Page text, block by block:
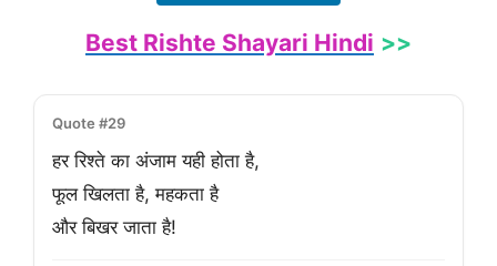
Best Rishte Shayari Hindi >>
Quote #29
हर रिश्ते का अंजाम यही होता है,
फूल खिलता है, महकता है
और बिखर जाता है!